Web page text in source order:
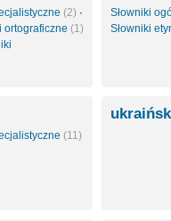
(2) ·
ortograficzne (1)
Słowniki
Słowniki
(11)